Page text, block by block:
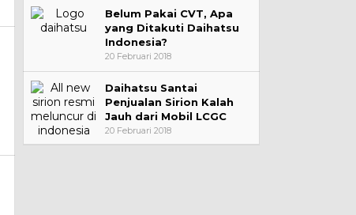
Belum Pakai CVT, Apa
yang Ditakuti Daihatsu
Indonesia?
20 Februari 2018
Daihatsu Santai
Penjualan Sirion Kalah
Jauh dari Mobil LCGC
20 Februari 2018